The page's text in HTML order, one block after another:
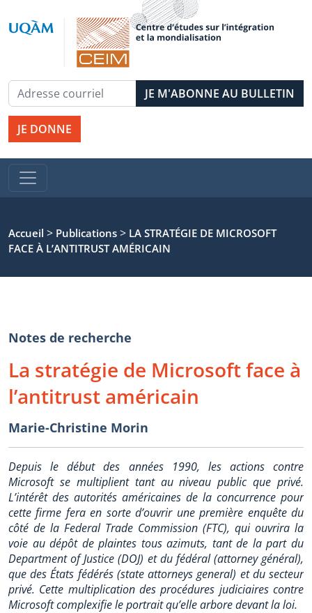
JE DONNE
Accueil > Publications > LA STRATÉGIE DE MICROSOFT
FACE À L’ANTITRUST AMÉRICAIN
Notes de recherche
La stratégie de Microsoft face à
l’antitrust américain
Marie-Christine Morin
Depuis le début des années 1990, les actions contre
Microsoft se multiplient tant au niveau public que privé.
L’intérêt des autorités américaines de la concurrence pour
cette firme fera en sorte d’ouvrir une première enquête du
côté de la Federal Trade Commission (FTC), qui ouvrira la
voie au dépôt de plaintes tous azimuts, tant de la part du
Department of Justice (DOJ) et du fédéral (attorney général),
que des États fédérés (state attorneys general) et du secteur
privé. Cette multiplication des procédures judiciaires contre
Microsoft complexifie le portrait qu’elle arbore devant la loi.